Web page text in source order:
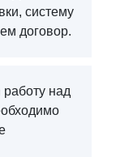
систему
договор.
над